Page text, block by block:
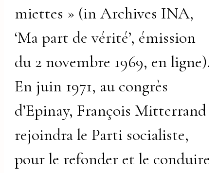
miettes » (in Archives INA,
‘Ma part de vérité’, émission
du 2 novembre 1969, en ligne).
En juin 1971, au congrès
d’Epinay, François Mitterrand
rejoindra le Parti socialiste,
pour le refonder et le conduire